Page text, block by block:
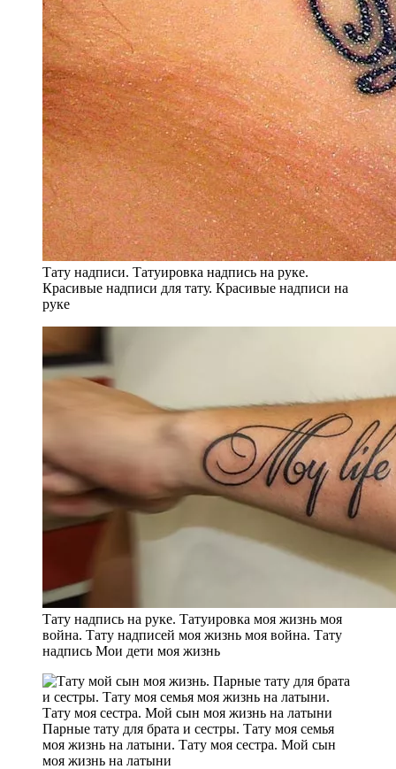
Тату надписи. Татуировка надпись на руке.
Красивые надписи для тату. Красивые надписи на
руке
Тату надпись на руке. Татуировка моя жизнь моя
война. Тату надписей моя жизнь моя война. Тату
надпись Мои дети моя жизнь
Парные тату для брата и сестры. Тату моя семья
моя жизнь на латыни. Тату моя сестра. Мой сын
моя жизнь на латыни